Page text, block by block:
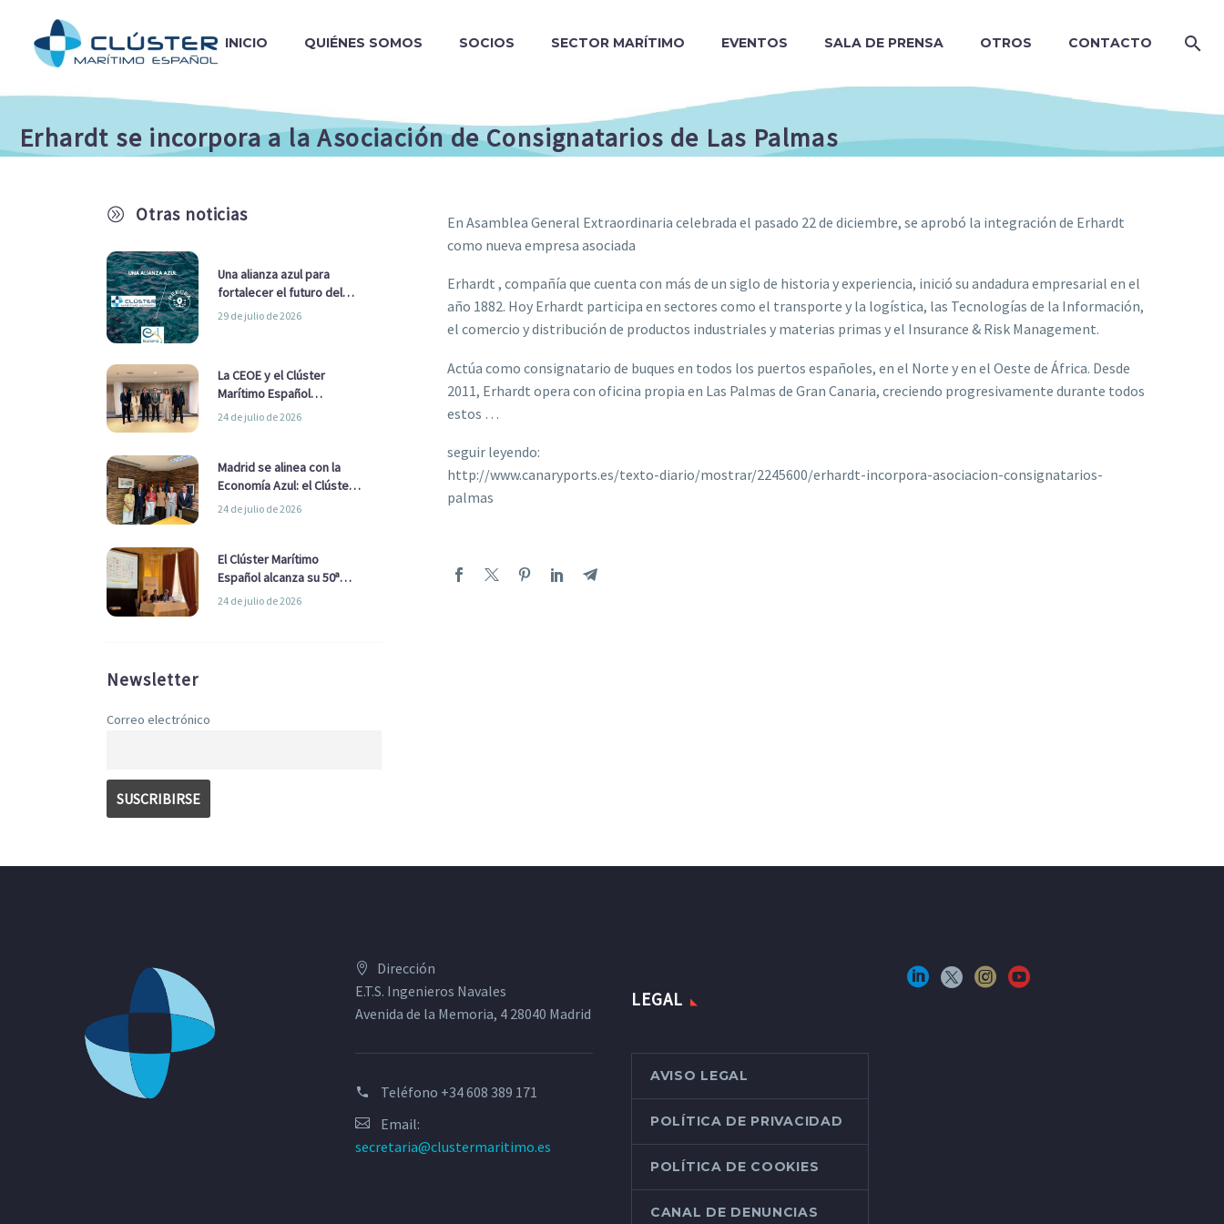
INICIO QUIÉNES SOMOS SOCIOS SECTOR MARÍTIMO EVENTOS SALA DE PRENSA OTROS CONTACTO
Erhardt se incorpora a la Asociación de Consignatarios de Las Palmas
A Otras noticias
Una alianza azul para
fortalecer el futuro del
sector marítimo
29 de julio de 2026
La CEOE y el Clúster
Marítimo Español
refuerzan su alianza para
24 de julio de 2026
Madrid se alinea con la
Economía Azul: el Clúster
Marítimo Español y la Real
Ayuntamiento
24 de julio de 2026
El Clúster Marítimo
Español alcanza su 50ª
Asamblea reafirmando su
24 de julio de 2026
Newsletter
Correo electrónico
En Asamblea General Extraordinaria celebrada el pasado 22 de diciembre, se aprobó la integración de Erhardt
como nueva empresa asociada
Erhardt , compañía que cuenta con más de un siglo de historia y experiencia, inició su andadura empresarial en el
año 1882. Hoy Erhardt participa en sectores como el transporte y la logística, las Tecnologías de la Información,
el comercio y distribución de productos industriales y materias primas y el Insurance & Risk Management.
Actúa como consignatario de buques en todos los puertos españoles, en el Norte y en el Oeste de África. Desde
2011, Erhardt opera con oficina propia en Las Palmas de Gran Canaria, creciendo progresivamente durante todos
estos …
seguir leyendo:
http://www.canaryports.es/texto-diario/mostrar/2245600/erhardt-incorpora-asociacion-consignatarios-
palmas
Dirección
E.T.S. Ingenieros Navales
Avenida de la Memoria, 4 28040 Madrid
Teléfono +34 608 389 171
Email:
secretaria@clustermaritimo.es
LEGAL
AVISO LEGAL
POLÍTICA DE PRIVACIDAD
POLÍTICA DE COOKIES
CANAL DE DENUNCIAS